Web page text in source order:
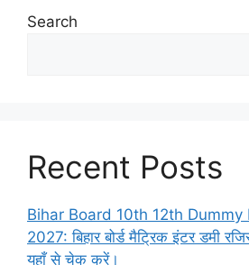
Search
Recent Posts
Bihar Board 10th 12th Dummy
2027: बिहार बोर्ड मैट्रिक इंटर डमी
यहाँ से चेक करें।